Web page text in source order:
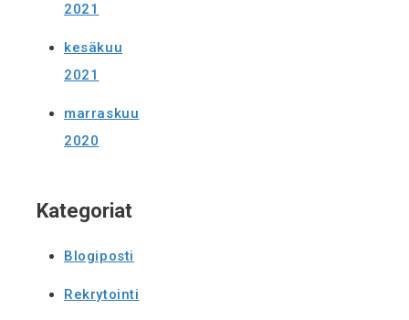
2021
kesäkuu
2021
marraskuu
2020
Kategoriat
Blogiposti
Rekrytointi